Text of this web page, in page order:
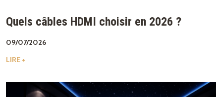
Quels câbles HDMI choisir en 2026 ?
09/07/2026
LIRE +